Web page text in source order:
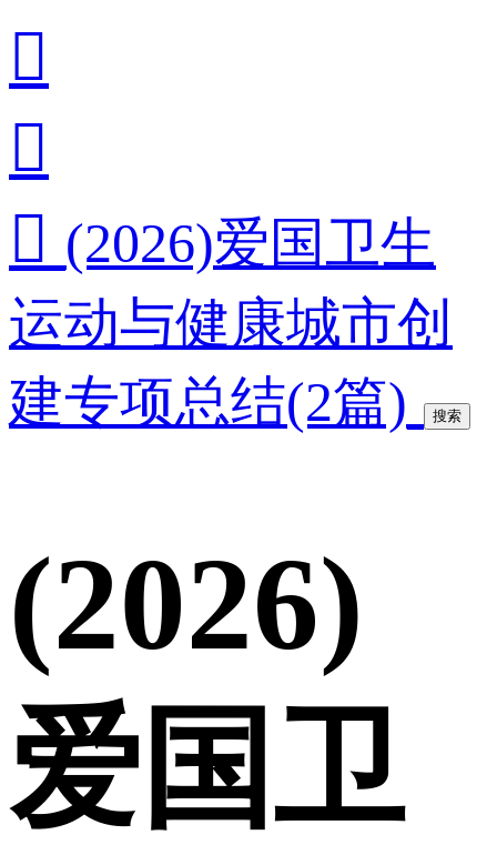


 (2026)爱国卫生
运动与健康城市创
建专项总结(2篇)
搜索
(2026)
爱国卫